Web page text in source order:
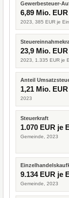
Gewerbesteuer-
6,89 Mio. EUR
2023, 385 EUR je
23,9 Mio. EUR
2023, 1.335 EUR je
Anteil
1,21 Mio. EUR
2023
Steuerkraft
1.070 EUR je
Gemeinde, 2023
9.134 EUR je
Gemeinde, 2023